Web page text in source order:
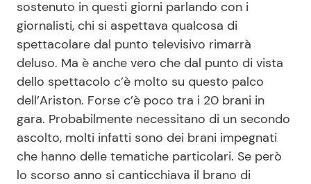
sostenuto in questi giorni parlando con i
giornalisti, chi si aspettava qualcosa di
spettacolare dal punto televisivo rimarrà
deluso. Ma è anche vero che dal punto di vista
dello spettacolo c’è molto su questo palco
dell’Ariston. Forse c’è poco tra i 20 brani in
gara. Probabilmente necessitano di un secondo
ascolto, molti infatti sono dei brani impegnati
che hanno delle tematiche particolari. Se però
lo scorso anno si canticchiava il brano di